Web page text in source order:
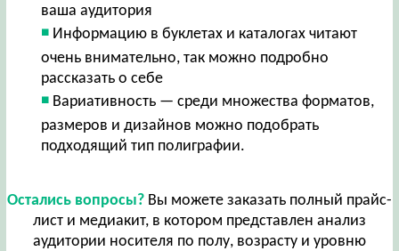
ваша аудитория
Информацию в буклетах и каталогах читают
очень внимательно, так можно подробно
рассказать о себе
Вариативность — среди множества форматов,
размеров и дизайнов можно подобрать
подходящий тип полиграфии.
Остались вопросы?Вы можете заказать полный прайс-
лист и медиакит, в котором представлен анализ
аудитории носителя по полу, возрасту и уровню